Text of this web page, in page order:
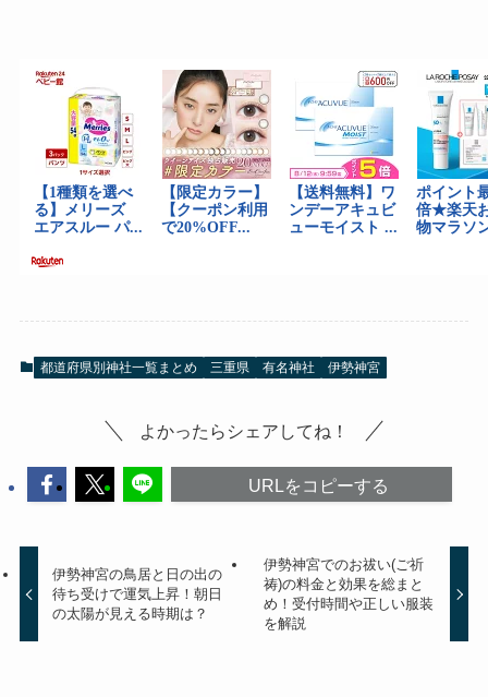
都道府県別神社一覧まとめ 三重県 有名神社 伊勢神宮
よかったらシェアしてね！
URLをコピーする
伊勢神宮の鳥居と日の出の
待ち受けで運気上昇！朝日
の太陽が見える時期は？
伊勢神宮でのお祓い(ご祈
祷)の料金と効果を総まと
め！受付時間や正しい服装
を解説